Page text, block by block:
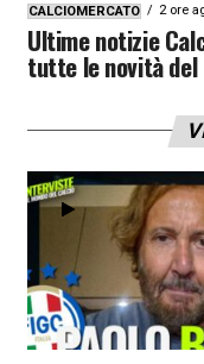
CALCIOMERCATO 2 ore
Ultime notizie
tutte le novità del